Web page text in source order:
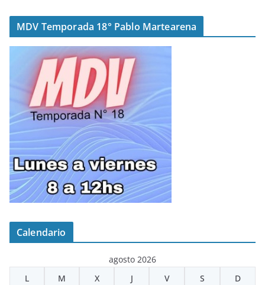
MDV Temporada 18° Pablo Martearena
Calendario
agosto 2026
L
M X J V S D